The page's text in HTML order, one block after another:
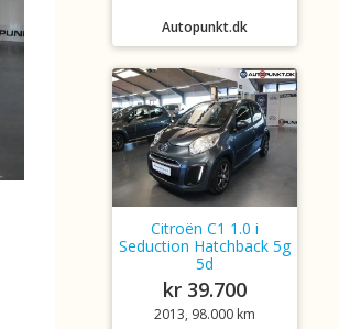
Autopunkt.dk
Citroën C1 1.0 i
Seduction Hatchback 5g
5d
kr 39.700
2013, 98.000 km